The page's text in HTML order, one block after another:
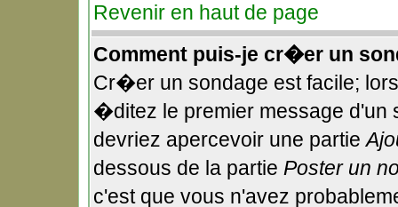
Revenir en haut de page
Comment puis-je cr�er un
Cr�er un sondage est facile;
�ditez le premier message d'un
devriez apercevoir une partie
dessous de la partie Poster un
c'est que vous n'avez